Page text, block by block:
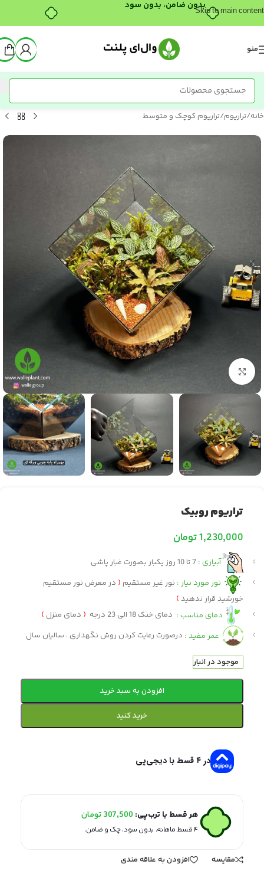
Skip to main content
منو
خانه/تراریوم/تراریوم کوچک و متوسط
بزرگنمایی تصویر
تراریوم روبیک
1,230,000تومان
آبیاری :
نور مورد نیاز : نور غیر مستقیم ( در معرض نور مستقیم
خورشید قرار ندهید )
دمای مناسب : دمای خنک 18 الی 23 درجه ( دمای منزل )
عمر مفید : درصورت رعایت کردن روش نگهداری ، سالیان سال
موجود در انبار
افزودن به سبد خرید
خرید کنید
در ۴ قسط با دیجی‌پی
هر قسط با ترب‌پی: 307,500تومان
۴ قسط ماهانه. بدون سود، چک و ضامن.
مقایسه افزودن به علاقه مندی